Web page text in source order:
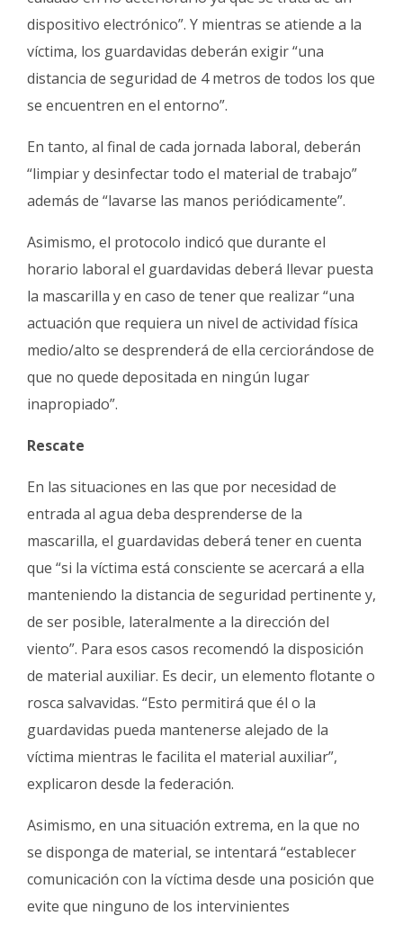
dispositivo electrónico”. Y mientras se atiende a la
víctima, los guardavidas deberán exigir “una
distancia de seguridad de 4 metros de todos los que
se encuentren en el entorno”.
En tanto, al final de cada jornada laboral, deberán
“limpiar y desinfectar todo el material de trabajo”
además de “lavarse las manos periódicamente”.
Asimismo, el protocolo indicó que durante el
horario laboral el guardavidas deberá llevar puesta
la mascarilla y en caso de tener que realizar “una
actuación que requiera un nivel de actividad física
medio/alto se desprenderá de ella cerciorándose de
que no quede depositada en ningún lugar
inapropiado”.
Rescate
En las situaciones en las que por necesidad de
entrada al agua deba desprenderse de la
mascarilla, el guardavidas deberá tener en cuenta
que “si la víctima está consciente se acercará a ella
manteniendo la distancia de seguridad pertinente y,
de ser posible, lateralmente a la dirección del
viento”. Para esos casos recomendó la disposición
de material auxiliar. Es decir, un elemento flotante o
rosca salvavidas. “Esto permitirá que él o la
guardavidas pueda mantenerse alejado de la
víctima mientras le facilita el material auxiliar”,
explicaron desde la federación.
Asimismo, en una situación extrema, en la que no
se disponga de material, se intentará “establecer
comunicación con la víctima desde una posición que
evite que ninguno de los intervinientes